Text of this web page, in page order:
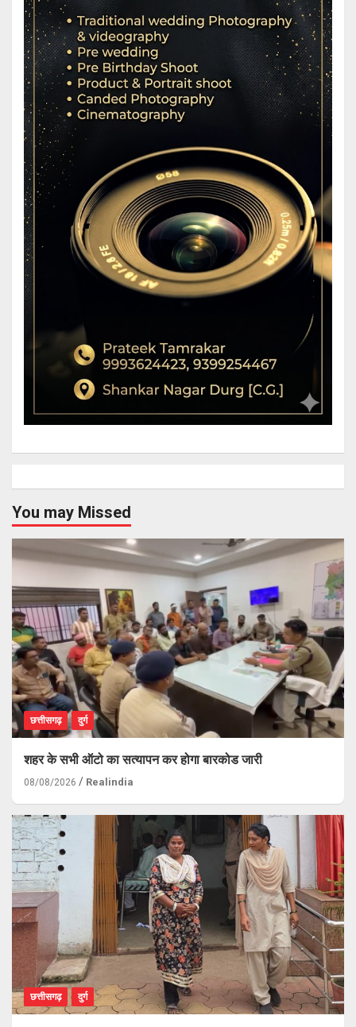
You may Missed
छत्तीसगढ़ दुर्ग
शहर के सभी ऑटो का सत्यापन कर होगा बारकोड जारी
08/08/2026 Realindia
छत्तीसगढ़ दुर्ग